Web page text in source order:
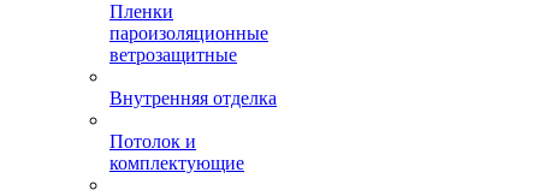
Пленки
пароизоляционные
ветрозащитные
Внутренняя отделка
Потолок и
комплектующие